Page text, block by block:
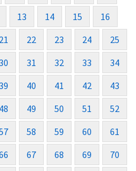
13 14 15
16
21 22 23 24
25
31 32 33
34
40 41 42
43
48 49 50 51
52
58 59 60
61
67 68 69
70